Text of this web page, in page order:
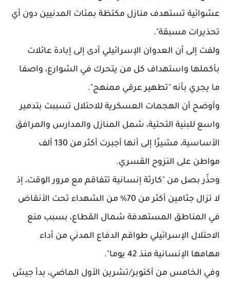
عشوائية تستهدف منازل مكتظة بمئات المدنيين دون أي
تحذيرات مسبقة".
ولفت إلى أن العدوان الإسرائيلي أدى إلى إبادة عائلات
بأكملها واستهداف كل من يتحرك في الشوارع، واصفا
ما يجري بأنه "تطهير عرقي ممنهج".
وأوضح أن الهجمات العسكرية للاحتلال تسببت بتدمير
واسع للبنية التحتية، شمل المنازل والمدارس والمرافق
الأساسية، مشيرًا إلى أنها أجبرت أكثر من 130 ألف
مواطن على النزوح القسري.
وحذّر بصل من "كارثة إنسانية تتفاقم مع مرور الوقت، إذ
لا تزال جثامين أكثر من 70% من الشهداء تحت الأنقاض
في المناطق المستهدفة شمال القطاع، بسبب منع
الاحتلال الإسرائيلي طواقم الدفاع المدني من أداء
مهامها الإنسانية منذ 42 يوما".
وفي الخامس من أكتوبر/تشرين الأول الماضي، بدأ جيش